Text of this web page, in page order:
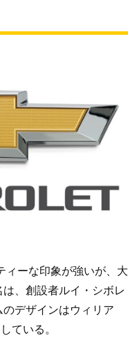
ィーな印象が強いが、大
、創設者ルイ・シボレ
デザインはウィリア
ている。